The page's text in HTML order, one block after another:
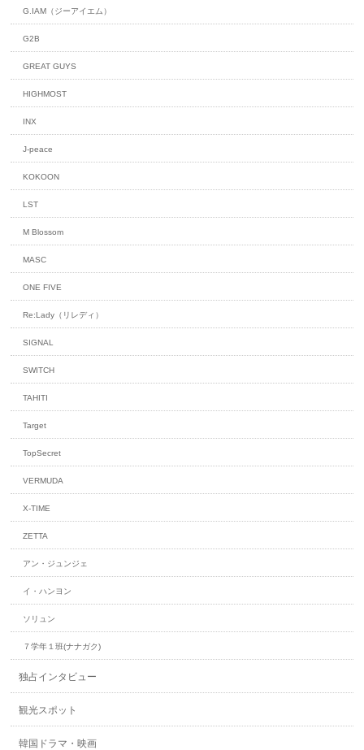
G.IAM（ジーアイエム）
G2B
GREAT GUYS
HIGHMOST
INX
J-peace
KOKOON
LST
M Blossom
MASC
ONE FIVE
Re:Lady（リレディ）
SIGNAL
SWITCH
TAHITI
Target
TopSecret
VERMUDA
X-TIME
ZETTA
アン・ジュンジェ
イ・ハンヨン
ソリュン
７学年１班(ナナガク)
独占インタビュー
観光スポット
韓国ドラマ・映画